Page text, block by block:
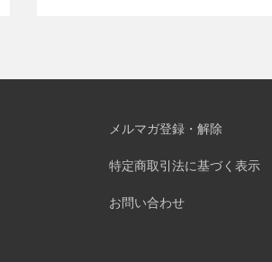
メルマガ登録・解除
特定商取引法に基づく表示
お問い合わせ